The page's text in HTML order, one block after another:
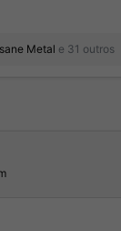
Metal e 31 outros